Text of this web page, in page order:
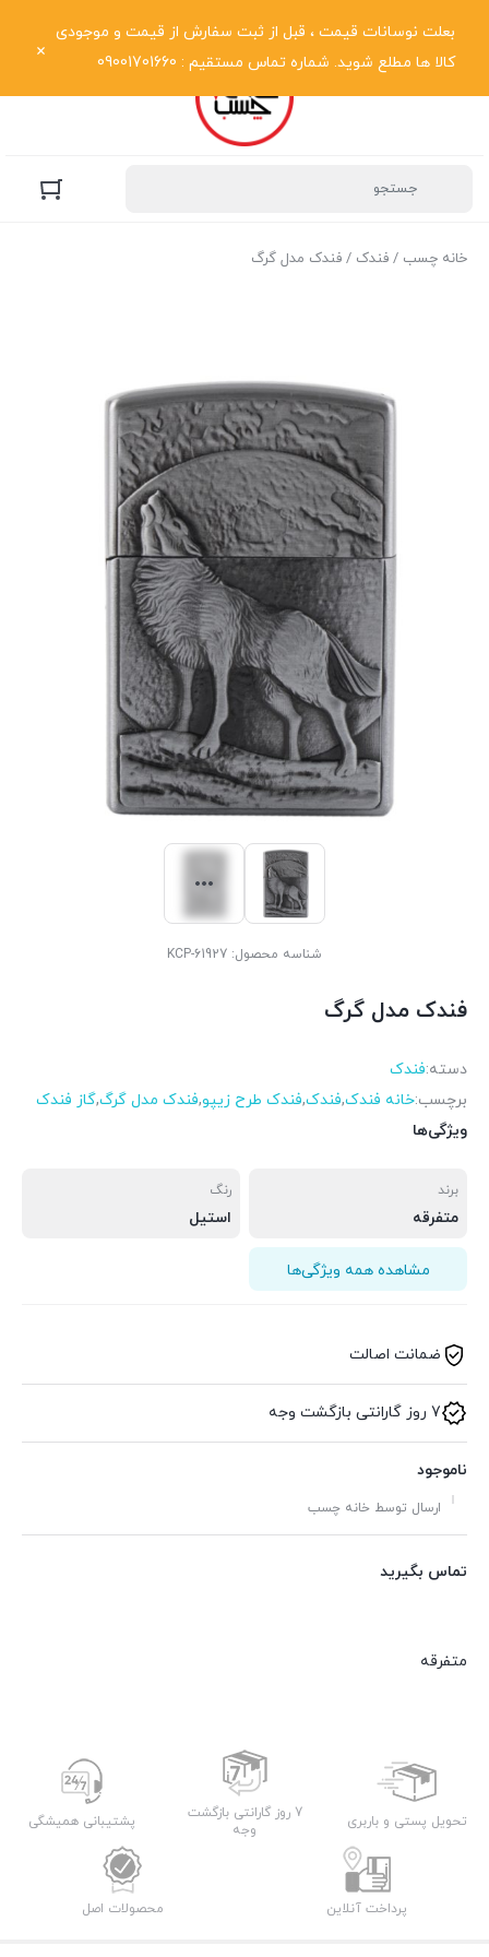
بعلت نوسانات قیمت ، قبل از ثبت سفارش از قیمت و موجودی
کالا ها مطلع شوید. شماره تماس مستقیم : 09001701660
خانه چسب / فندک / فندک مدل گرگ
شناسه محصول: KCP-61927
فندک مدل گرگ
دسته:فندک
برچسب:خانه فندک,فندک,فندک طرح زیپو,فندک مدل گرگ,گاز فندک
ویژگی‌ها
برند
متفرقه
رنگ
استیل
مشاهده همه ویژگی‌ها
ضمانت اصالت
7 روز گارانتی بازگشت وجه
ناموجود
ارسال توسط خانه چسب
تماس بگیرید
متفرقه
تحویل پستی و باربری
7 روز گارانتی بازگشت
وجه
پشتیبانی همیشگی
پرداخت آنلاین محصولات اصل